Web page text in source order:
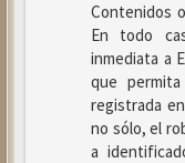
Contenidos
En todo
inmediata a
que
registrada
no sólo, el
a